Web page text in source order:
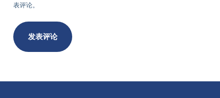
表评论。
发表评论